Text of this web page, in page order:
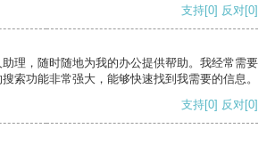
支持[0] 反对[0]
理，随时随地为我的办公提供帮助。我经常需要
索功能非常强大，能够快速找到我需要的信息。
支持[0] 反对[0]